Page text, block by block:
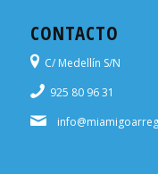
CONTACTO
C/ Medellín S/N
925 80 96 31